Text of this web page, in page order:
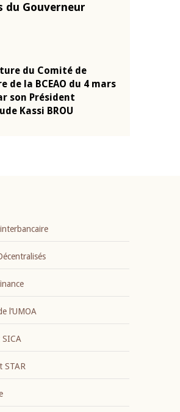
Gouverneur
du Comité de
de la BCEAO du 4 mars
son Président
Kassi BROU
l’UMOA
STAR